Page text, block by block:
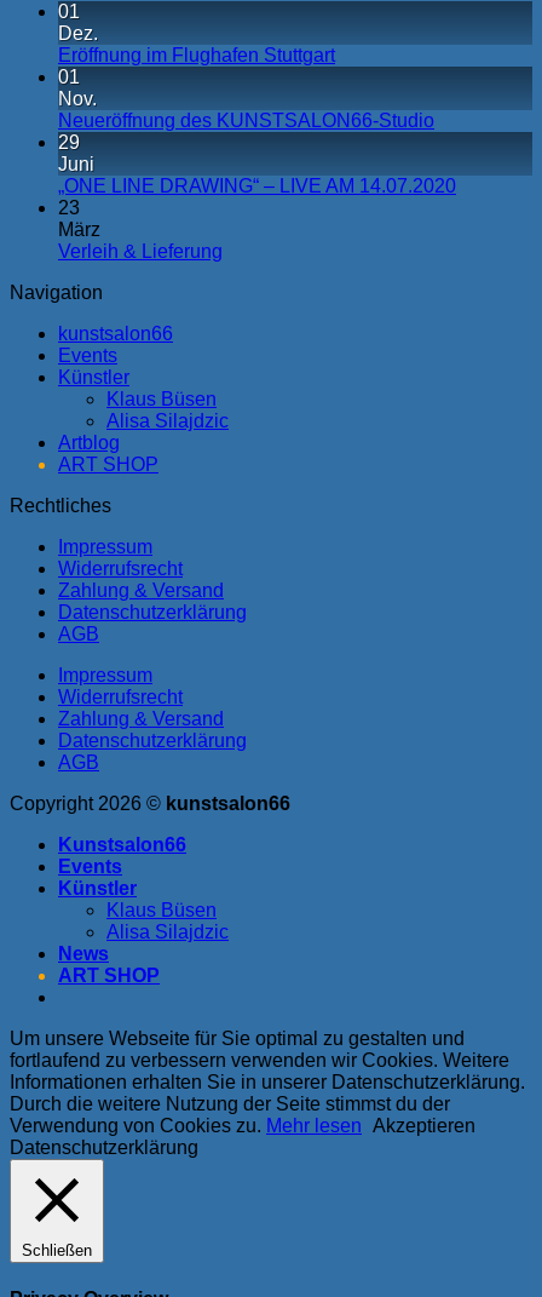
01
Dez.
Eröffnung im Flughafen Stuttgart
01
Nov.
Neueröffnung des KUNSTSALON66-Studio
29
Juni
„ONE LINE DRAWING“ – LIVE AM 14.07.2020
23
März
Verleih & Lieferung
Navigation
kunstsalon66
Events
Künstler
Klaus Büsen
Alisa Silajdzic
Artblog
ART SHOP
Rechtliches
Impressum
Widerrufsrecht
Zahlung & Versand
Datenschutzerklärung
AGB
Impressum
Widerrufsrecht
Zahlung & Versand
Datenschutzerklärung
AGB
Copyright 2026 © kunstsalon66
Kunstsalon66
Events
Künstler
Klaus Büsen
Alisa Silajdzic
News
ART SHOP
Um unsere Webseite für Sie optimal zu gestalten und
fortlaufend zu verbessern verwenden wir Cookies. Weitere
Informationen erhalten Sie in unserer Datenschutzerklärung.
Durch die weitere Nutzung der Seite stimmst du der
Verwendung von Cookies zu. Mehr lesen Akzeptieren
Datenschutzerklärung
Schließen